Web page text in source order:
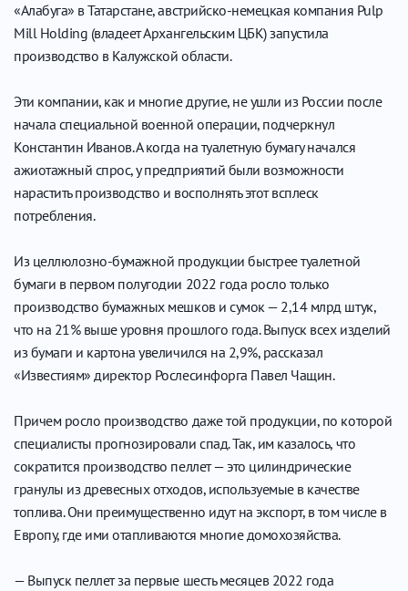
«Алабуга» в Татарстане, австрийско-немецкая компания Pulp
Mill Holding (владеет Архангельским ЦБК) запустила
производство в Калужской области.
Эти компании, как и многие другие, не ушли из России после
начала специальной военной операции, подчеркнул
Константин Иванов. А когда на туалетную бумагу начался
ажиотажный спрос, у предприятий были возможности
нарастить производство и восполнять этот всплеск
потребления.
Из целлюлозно-бумажной продукции быстрее туалетной
бумаги в первом полугодии 2022 года росло только
производство бумажных мешков и сумок — 2,14 млрд штук,
что на 21% выше уровня прошлого года. Выпуск всех изделий
из бумаги и картона увеличился на 2,9%, рассказал
«Известиям» директор Рослесинфорга Павел Чащин.
Причем росло производство даже той продукции, по которой
специалисты прогнозировали спад. Так, им казалось, что
сократится производство пеллет — это цилиндрические
гранулы из древесных отходов, используемые в качестве
топлива. Они преимущественно идут на экспорт, в том числе в
Европу, где ими отапливаются многие домохозяйства.
— Выпуск пеллет за первые шесть месяцев 2022 года